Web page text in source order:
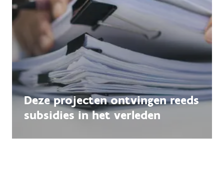
Deze projecten ontvingen reeds
subsidies in het verleden